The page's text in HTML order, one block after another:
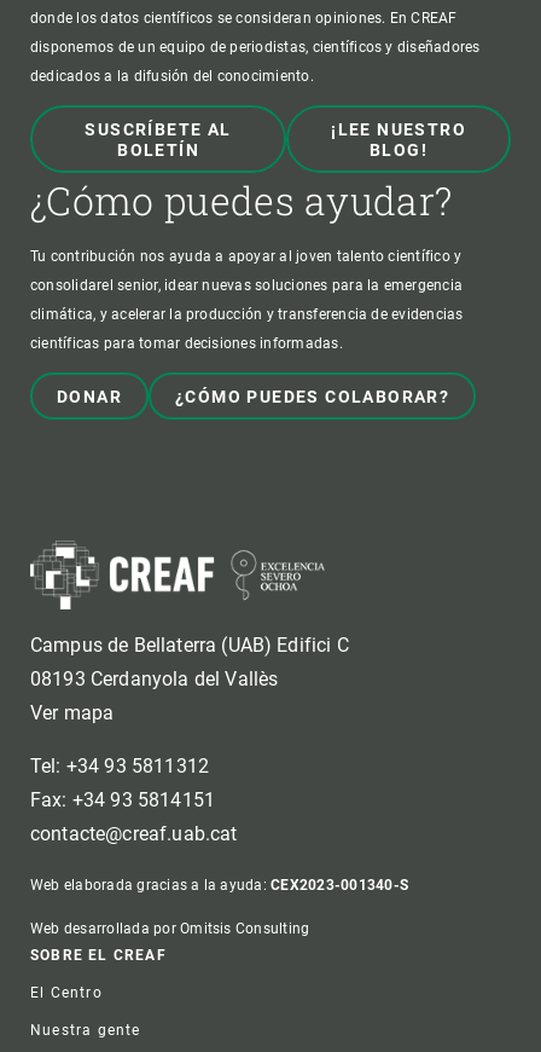
donde los datos científicos se consideran opiniones. En CREAF
disponemos de un equipo de periodistas, científicos y diseñadores
dedicados a la difusión del conocimiento.
SUSCRÍBETE AL
BOLETÍN
¡LEE NUESTRO
BLOG!
¿Cómo puedes ayudar?
Tu contribución nos ayuda a apoyar al joven talento científico y
consolidarel senior, idear nuevas soluciones para la emergencia
climática, y acelerar la producción y transferencia de evidencias
científicas para tomar decisiones informadas.
DONAR ¿CÓMO PUEDES COLABORAR?
Campus de Bellaterra (UAB) Edifici C
08193 Cerdanyola del Vallès
Ver mapa
Tel: +34 93 5811312
Fax: +34 93 5814151
contacte@creaf.uab.cat
Web elaborada gracias a la ayuda:CEX2023-001340-S
Web desarrollada por Omitsis Consulting
Footer
SOBRE EL CREAF
El Centro
Nuestra gente